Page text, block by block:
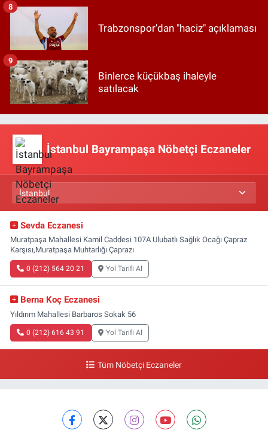
Trabzonspor'dan "haciz" açıklaması
8
Binlerce küçükbaş ihaleyle
satılacak
9
İstanbul Bayrampaşa Nöbetçi Eczaneler
Sevda Eczanesi
Muratpaşa Mahallesi Kamil Caddesi 107A Ulubatlı Sağlık Ocağı Çapraz
Karşısı,Muratpaşa Muhtarlığı Çaprazı
0 (212) 564 20 21 Yol Tarifi Al
Berna Koç Eczanesi
Yıldırım Mahallesi Barbaros Sokak 56
0 (212) 616 43 91 Yol Tarifi Al
Tüm Nöbetçi Eczaneler